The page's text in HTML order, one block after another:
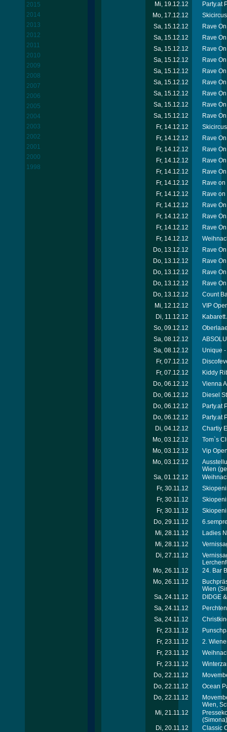
2015
2014
2013
2012
2011
2010
2009
2008
2007
2006
2005
2004
2003
2002
2001
2000
1998
Mi, 19.12.12
Party.at
Mo, 17.12.12
Sa, 15.12.12
Rave
Sa, 15.12.12
Rave
Sa, 15.12.12
Rave
Sa, 15.12.12
Rave
Sa, 15.12.12
Rave
Sa, 15.12.12
Rave
Sa, 15.12.12
Rave
Sa, 15.12.12
Rave
Sa, 15.12.12
Rave
Fr, 14.12.12
Fr, 14.12.12
Rave
Fr, 14.12.12
Rave
Fr, 14.12.12
Rave
Fr, 14.12.12
Rave
Fr, 14.12.12
Rave
Fr, 14.12.12
Rave
Fr, 14.12.12
Rave
Fr, 14.12.12
Rave
Fr, 14.12.12
Rave
Fr, 14.12.12
Do, 13.12.12
Rave
Do, 13.12.12
Rave
Do, 13.12.12
Rave
Do, 13.12.12
Rave
Do, 13.12.12
Count
Mi, 12.12.12
VIP
Di, 11.12.12
So, 09.12.12
Sa, 08.12.12
Sa, 08.12.12
Unique
Fr, 07.12.12
Fr, 07.12.12
Kiddy
Do, 06.12.12
Vienna
Do, 06.12.12
Diesel
Do, 06.12.12
Party.at
Do, 06.12.12
Party.at
Di, 04.12.12
Chartiy
Mo, 03.12.12
Tom`s
Mo, 03.12.12
Vip
Mo, 03.12.12
Wien
Sa, 01.12.12
Fr, 30.11.12
Fr, 30.11.12
Fr, 30.11.12
Do, 29.11.12
Mi, 28.11.12
Ladies
Mi, 28.11.12
Di, 27.11.12
Mo, 26.11.12
24. Bar
Mo, 26.11.12
Wien
Sa, 24.11.12
DIDGE
Sa, 24.11.12
Sa, 24.11.12
Fr, 23.11.12
Fr, 23.11.12
2.
Fr, 23.11.12
Fr, 23.11.12
Do, 22.11.12
Do, 22.11.12
Ocean
Do, 22.11.12
Wien,
Mi, 21.11.12
(Simona)
Di, 20.11.12
Classic